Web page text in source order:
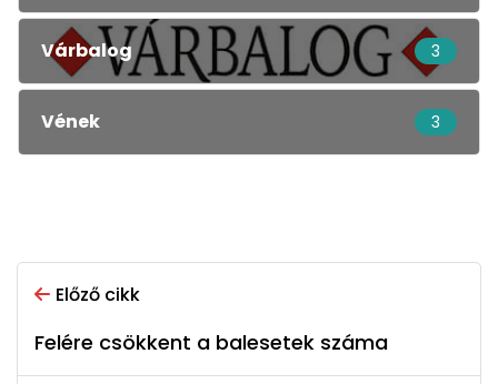
Várbalog 3
Vének 3
Előző cikk
Felére csökkent a balesetek száma